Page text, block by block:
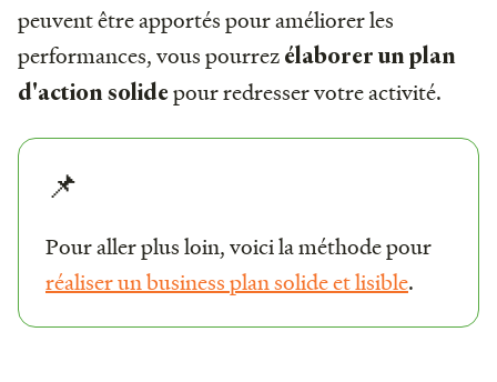
peuvent être apportés pour améliorer les
performances, vous pourrez élaborer un plan
d'action solidepour redresser votre activité.
📌
Pour aller plus loin, voici la méthode pour
réaliser un business plan solide et lisible.